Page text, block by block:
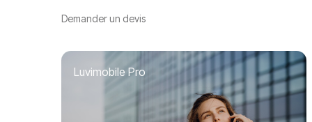
Demander un devis
Luvimobile Pro